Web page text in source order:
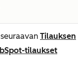
Tilauksen
tilaukset